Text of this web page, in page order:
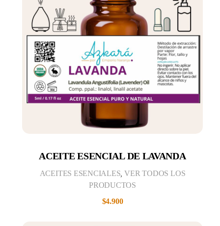
ACEITE ESENCIAL DE LAVANDA
$4.900
ACEITES ESENCIALES ,VER TODOS LOS
PRODUCTOS